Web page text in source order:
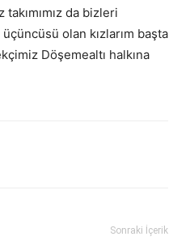
takımımız da bizleri
olan kızlarım başta
Döşemealtı halkına
Sonraki İçerik